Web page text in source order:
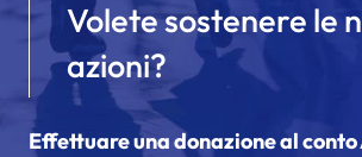
Volete sostenere le
azioni?
Effettuare una donazione al conto